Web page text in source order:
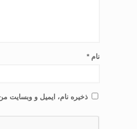
نام*
ذخیره نام، ایمیل و وبسایت